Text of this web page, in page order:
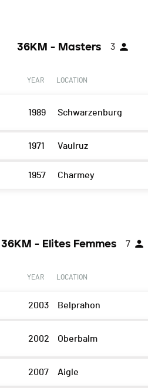
36KM - Masters 3
YEAR LOCATION
1989 Schwarzenburg
1971 Vaulruz
1957 Charmey
36KM - Elites Femmes 7
YEAR LOCATION
2003 Belprahon
2002 Oberbalm
2007 Aigle